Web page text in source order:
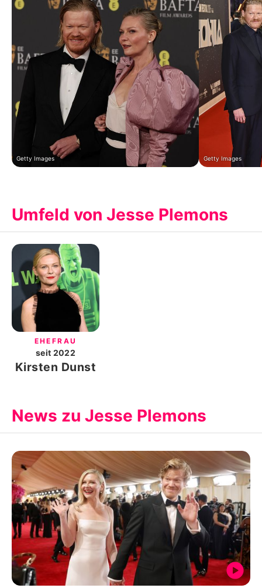
Getty Images Getty Images
Umfeld von Jesse Plemons
EHEFRAU
seit 2022
Kirsten Dunst
News zu Jesse Plemons